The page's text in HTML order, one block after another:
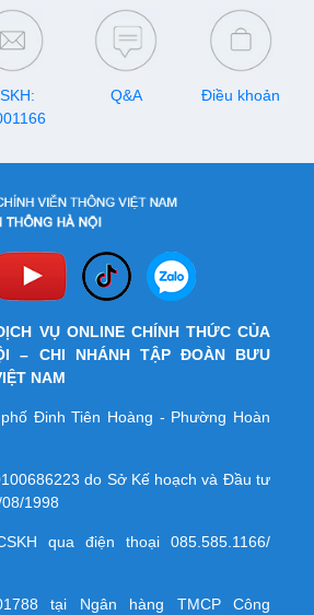
Q&A Điều khoản
VỤ ONLINE CHÍNH THỨC CỦA
– CHI NHÁNH TẬP ĐOÀN BƯU
NAM
Đinh Tiên Hoàng - Phường Hoàn
do Sở Kế hoạch và Đầu tư
1998
qua điện thoại 085.585.1166/
tại Ngân hàng TMCP Công